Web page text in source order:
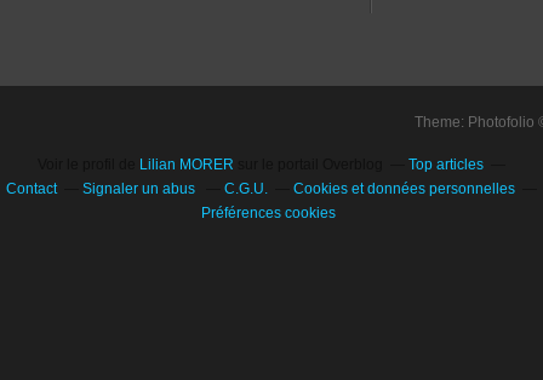
Theme:
Lilian MORER
Top articles
Contact
Signaler un abus C.G.U.
Cookies et données personnelles
Préférences cookies